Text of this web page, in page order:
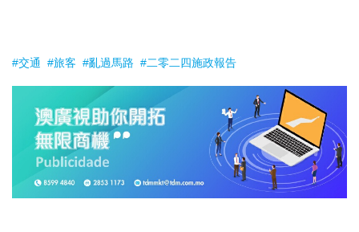
#交通 #旅客 #亂過馬路 #二零二四施政報告